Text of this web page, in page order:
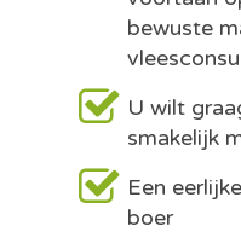
bewuste
U wilt
smakelijk
Een
boer